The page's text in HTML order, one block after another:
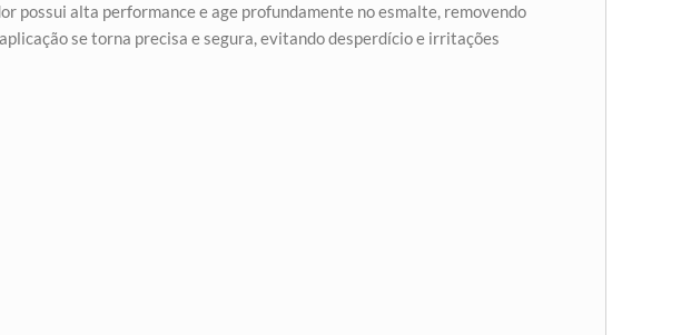
possui alta performance e age profundamente no esmalte, removendo
aplicação se torna precisa e segura, evitando desperdício e irritações